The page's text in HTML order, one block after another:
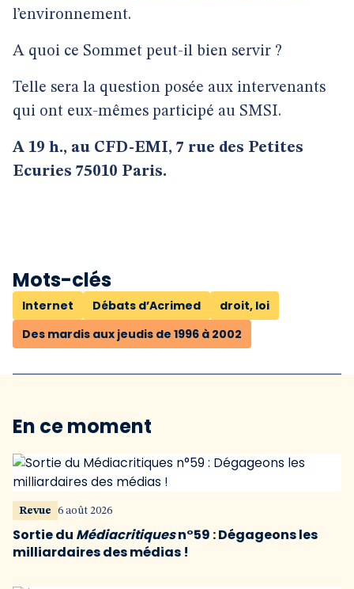
l’environnement.
A quoi ce Sommet peut-il bien servir ?
Telle sera la question posée aux intervenants
qui ont eux-mêmes participé au SMSI.
A 19 h., au CFD-EMI, 7 rue des Petites
Ecuries 75010 Paris.
Mots-clés
Internet Débats d’Acrimed
droit, loi
Des mardis aux jeudis de 1996 à 2002
En ce moment
Revue 6 août 2026
Sortie du Médiacritiquesn°59 : Dégageons les
milliardaires des médias !